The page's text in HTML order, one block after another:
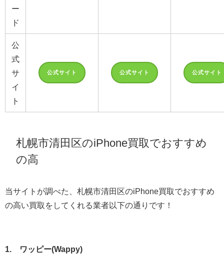
ー
ド
公
式
サ
イ
ト
公式サイト 公式サイト 公式サイト
札幌市清田区のiPhone買取でおすすめ
の高
当サイトが調べた、札幌市清田区のiPhone買取でおすすめ
の高い買取をしてくれる業者以下の通りです！
1. ワッピー(Wappy)